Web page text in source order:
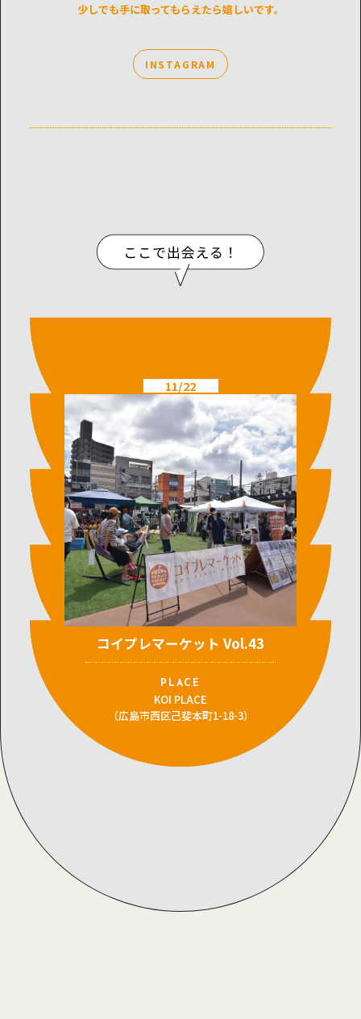
少しでも手に取ってもらえたら嬉しいです。
INSTAGRAM
11/22
コイプレマーケット Vol.43
PLACE
KOI PLACE
（広島市西区己斐本町1-18-3）